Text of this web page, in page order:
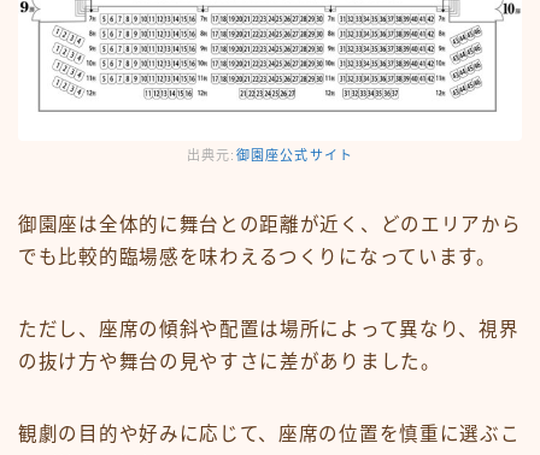
出典元: 御園座公式サイト
御園座は全体的に舞台との距離が近く、どのエリアから
でも比較的臨場感を味わえるつくりになっています。
ただし、座席の傾斜や配置は場所によって異なり、視界
の抜け方や舞台の見やすさに差がありました。
観劇の目的や好みに応じて、座席の位置を慎重に選ぶこ